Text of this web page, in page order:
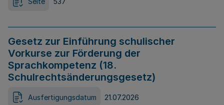
Gesetz zur Einführung schulischer
Vorkurse zur Förderung der
Sprachkompetenz (18.
Schulrechtsänderungsgesetz)
Ausfertigungsdatum 21.07.2026